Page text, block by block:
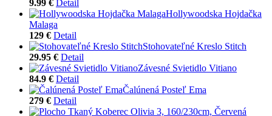
9.99 € Detail
Hollywoodska Hojdačka
Malaga
129 € Detail
Stohovateľné Kreslo Stitch
29.95 € Detail
Závesné Svietidlo Vitiano
84.9 € Detail
Čalúnená Posteľ Ema
279 € Detail